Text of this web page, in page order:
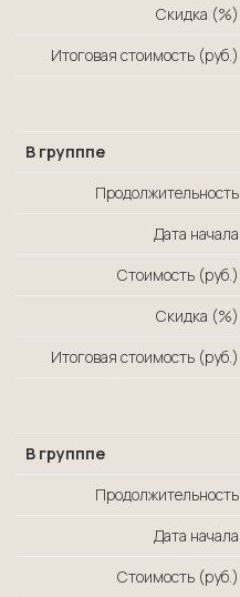
Скидка (%)
Итоговая стоимость (руб.)
В групппе
Продолжительность
Дата начала
Стоимость (руб.)
Скидка (%)
Итоговая стоимость (руб.)
В групппе
Продолжительность
Дата начала
Стоимость (руб.)